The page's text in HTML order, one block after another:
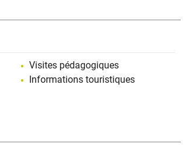
Visites pédagogiques
Informations touristiques